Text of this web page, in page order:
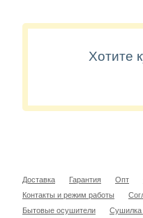
Хотите
Доставка Гарантия Опт
Контакты и режим работы
Бытовые осушители
Сушилка